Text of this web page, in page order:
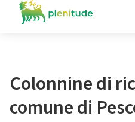
Colonnine di
comune di